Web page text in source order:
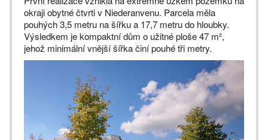
okraji obytné čtvrti v Niederanvenu. Parcela měla
pouhých 3,5 metru na šířku a 17,7 metru do hloubky.
Výsledkem je kompaktní dům o užitné ploše 47 m²,
jehož minimální vnější šířka činí pouhé tři metry.